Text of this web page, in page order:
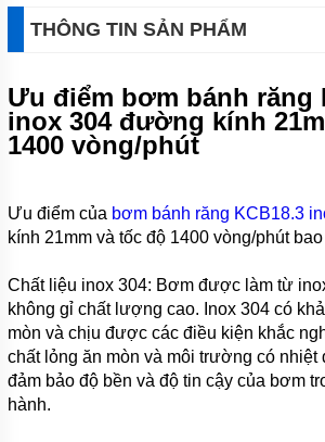
MÁY
BƠM
HÚT
VÁNG
BỌT
MUYUAN
SERI MF
BƠM
NẠO
SERI MD
MÁY
BƠM
NẠO
VÉT BÙN
MUYUAN
SERI MG
THÔNG TIN SẢN PHẨM
Ưu điểm bơm bánh răng
inox 304 đường kính
1400 vòng/phút
Ưu điểm của bơm bánh răng KCB18.3
kính 21mm và tốc độ 1400 vòng/phút
Chất liệu inox 304: Bơm được làm từ
không gỉ chất lượng cao. Inox 304 có
mòn và chịu được các điều kiện khắc
chất lỏng ăn mòn và môi trường có nhiệt
đảm bảo độ bền và độ tin cậy của bơm
hành.